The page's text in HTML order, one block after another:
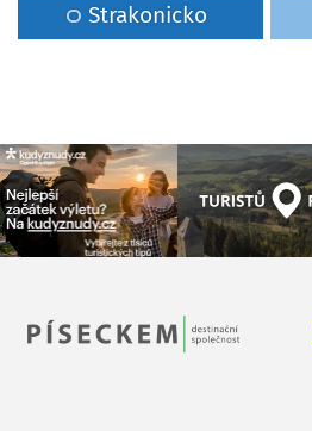
Strakonicko